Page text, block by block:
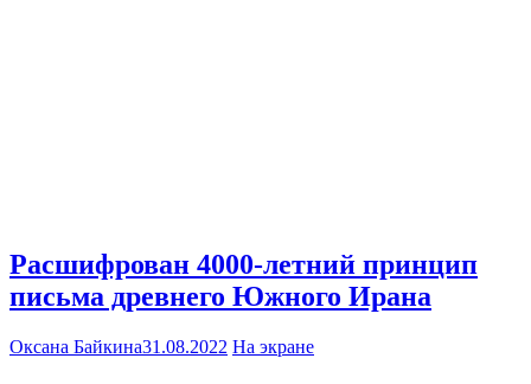
Расшифрован 4000-летний принцип
письма древнего Южного Ирана
Оксана Байкина31.08.2022 На экране